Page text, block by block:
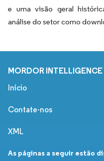
e uma visão geral
análise do setor como
MORDOR INTELLIGENCE
Início
Contate-nos
XML
As páginas a seguir estão